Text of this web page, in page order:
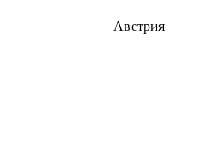
Австрия